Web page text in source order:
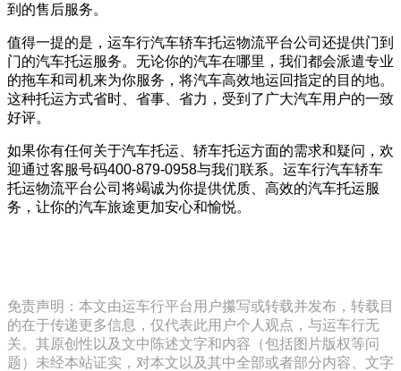
到的售后服务。
值得一提的是，运车行汽车轿车托运物流平台公司还提供门到
门的汽车托运服务。无论你的汽车在哪里，我们都会派遣专业
的拖车和司机来为你服务，将汽车高效地运回指定的目的地。
这种托运方式省时、省事、省力，受到了广大汽车用户的一致
好评。
如果你有任何关于汽车托运、轿车托运方面的需求和疑问，欢
迎通过客服号码400-879-0958与我们联系。运车行汽车轿车
托运物流平台公司将竭诚为你提供优质、高效的汽车托运服
务，让你的汽车旅途更加安心和愉悦。
免责声明：本文由运车行平台用户攥写或转载并发布，转载目
的在于传递更多信息，仅代表此用户个人观点，与运车行无
关。其原创性以及文中陈述文字和内容（包括图片版权等问
题）未经本站证实，对本文以及其中全部或者部分内容、文字